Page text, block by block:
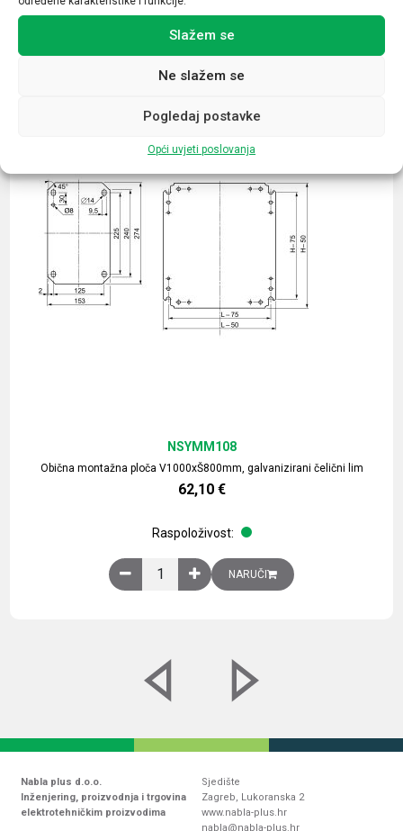
Slažem se
Ne slažem se
Pogledaj postavke
Opći uvjeti poslovanja
Povezani proizvodi
Obična montažna ploča V1000xŠ800mm, galvanizirani čelični lim
NSYMM108
62,10 €
Raspoloživost:
Obična montažna ploča V1000xŠ800mm,
NARUČI
Nabla plus d.o.o.
Inženjering, proizvodnja i trgovina
elektrotehničkim proizvodima
Sjedište
Zagreb, Lukoranska 2
www.nabla-plus.hr
nabla@nabla-plus.hr